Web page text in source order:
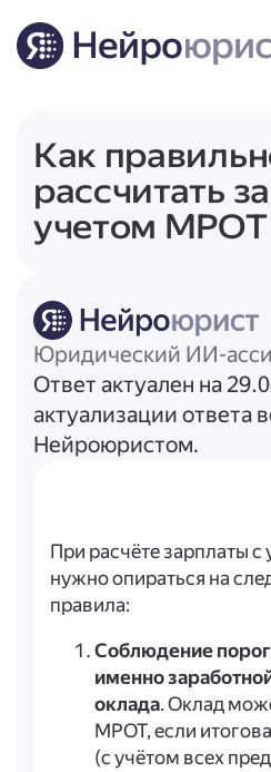
Как
рассчитать
учетом МРОТ
Юридический ИИ-
Ответ актуален на
актуализации ответа
Нейроюристом.
При расчёте зарплаты
нужно опираться на
правила:
Соблюдение
именно
оклада. Оклад
МРОТ, если
(с учётом всех